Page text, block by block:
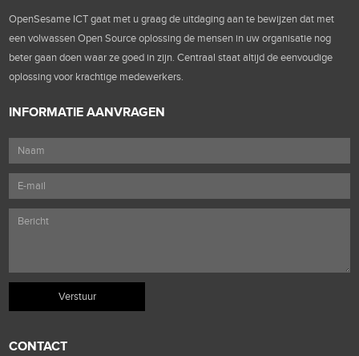
OpenSesame ICT gaat met u graag de uitdaging aan te bewijzen dat met
een volwassen Open Source oplossing de mensen in uw organisatie nog
beter gaan doen waar ze goed in zijn. Centraal staat altijd de eenvoudige
oplossing voor krachtige medewerkers.
INFORMATIE AANVRAGEN
CONTACT